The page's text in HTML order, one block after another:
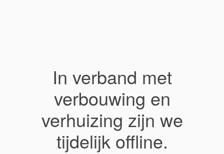
In verband met
verbouwing en
verhuizing zijn we
tijdelijk offline.